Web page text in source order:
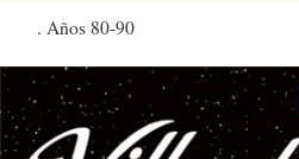
Años 80-90